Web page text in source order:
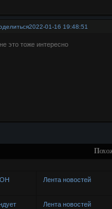
2022-01-16 19:48:51
это тоже интересно
Лента новостей
Лента новостей